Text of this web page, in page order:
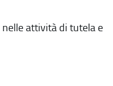
attività di tutela e